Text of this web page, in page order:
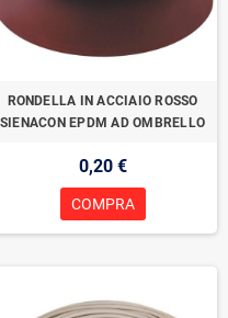
RONDELLA IN ACCIAIO ROSSO
SIENACON EPDM AD OMBRELLO
0,20 €
COMPRA